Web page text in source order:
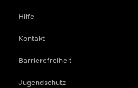
Hilfe
Kontakt
Barrierefreiheit
Jugendschutz